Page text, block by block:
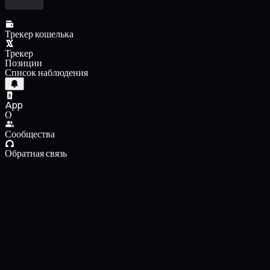
Трекер кошелька
Трекер
Позиции
Список наблюдения
App
О
Сообщества
Обратная связь